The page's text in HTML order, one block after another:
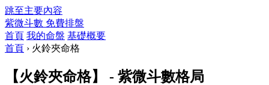
跳至主要內容
紫微斗數 免費排盤
首頁 我的命盤 基礎概要
首頁 › 火鈴夾命格
【火鈴夾命格】 - 紫微斗數格局